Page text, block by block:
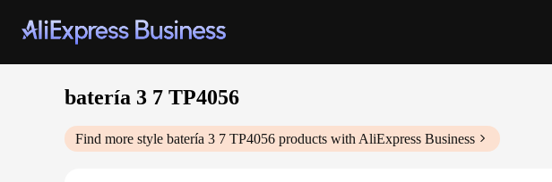
batería 3 7 TP4056
Find more style batería 3 7 TP4056 products with AliExpress Business